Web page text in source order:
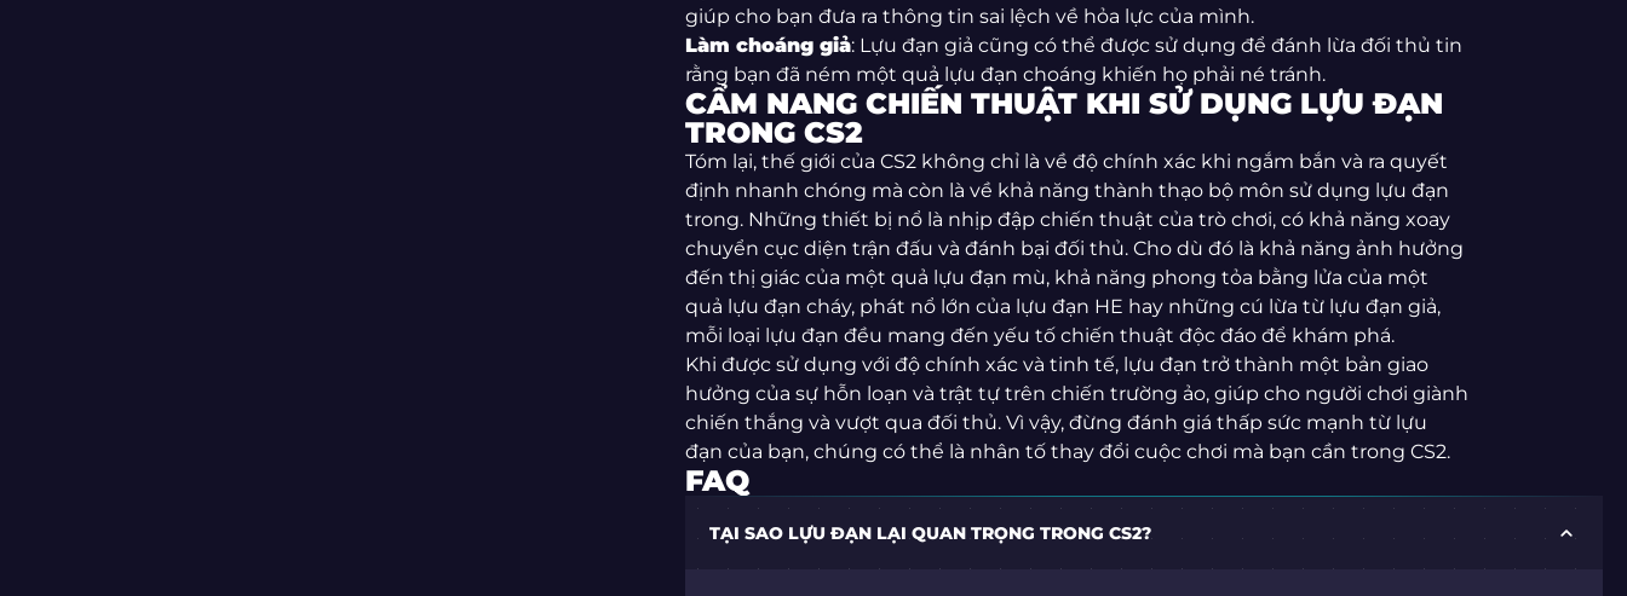
giúp cho bạn đưa ra thông tin sai lệch về hỏa lực của mình.
Làm choáng giả: Lựu đạn giả cũng có thể được sử dụng để đánh lừa đối thủ tin
rằng bạn đã ném một quả lựu đạn choáng khiến họ phải né tránh.
CẨM NANG CHIẾN THUẬT KHI SỬ DỤNG LỰU ĐẠN
TRONG CS2
Tóm lại, thế giới của CS2 không chỉ là về độ chính xác khi ngắm bắn và ra quyết
định nhanh chóng mà còn là về khả năng thành thạo bộ môn sử dụng lựu đạn
trong. Những thiết bị nổ là nhịp đập chiến thuật của trò chơi, có khả năng xoay
chuyển cục diện trận đấu và đánh bại đối thủ. Cho dù đó là khả năng ảnh hưởng
đến thị giác của một quả lựu đạn mù, khả năng phong tỏa bằng lửa của một
quả lựu đạn cháy, phát nổ lớn của lựu đạn HE hay những cú lừa từ lựu đạn giả,
mỗi loại lựu đạn đều mang đến yếu tố chiến thuật độc đáo để khám phá.
Khi được sử dụng với độ chính xác và tinh tế, lựu đạn trở thành một bản giao
hưởng của sự hỗn loạn và trật tự trên chiến trường ảo, giúp cho người chơi giành
chiến thắng và vượt qua đối thủ. Vì vậy, đừng đánh giá thấp sức mạnh từ lựu
đạn của bạn, chúng có thể là nhân tố thay đổi cuộc chơi mà bạn cần trong CS2.
FAQ
TẠI SAO LỰU ĐẠN LẠI QUAN TRỌNG TRONG CS2?